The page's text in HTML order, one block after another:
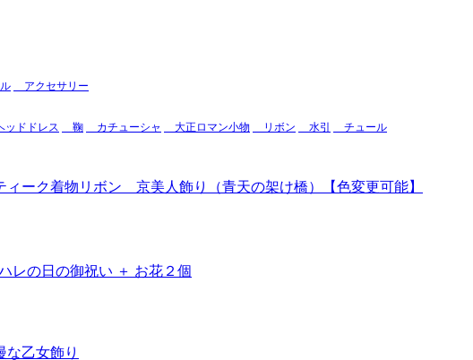
アクセサリー
ドドレス 鞠 カチューシャ 大正ロマン小物 リボン 水引 チュール
ク着物リボン 京美人飾り（青天の架け橋）【色変更可能】
レの日の御祝い ＋ お花２個
乙女飾り